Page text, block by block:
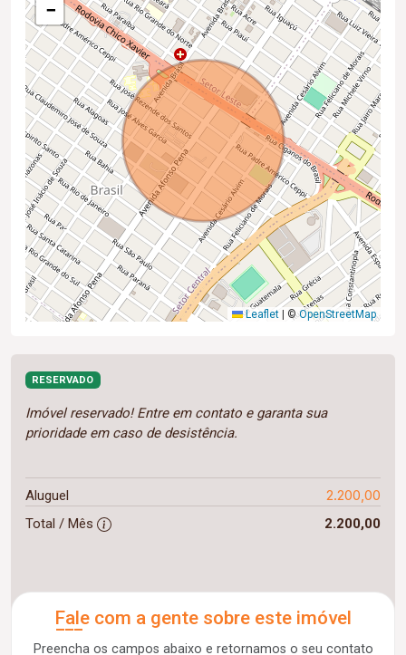
−
Leaflet ©OpenStreetMap
RESERVADO
Imóvel reservado! Entre em contato e garanta sua
prioridade em caso de desistência.
Aluguel 2.200,00
Total / Mês 2.200,00
Fale com a gente sobre este imóvel
Preencha os campos abaixo e retornamos o seu contato